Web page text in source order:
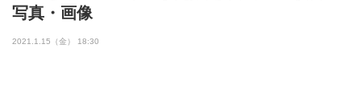
写真・画像
2021.1.15（金） 18:30